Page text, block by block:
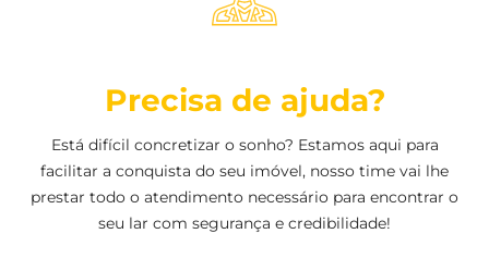
Precisa de ajuda?
Está difícil concretizar o sonho? Estamos aqui para
facilitar a conquista do seu imóvel, nosso time vai lhe
prestar todo o atendimento necessário para encontrar o
seu lar com segurança e credibilidade!